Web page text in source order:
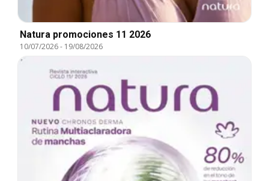
Natura promociones 11 2026
10/07/2026- 19/08/2026